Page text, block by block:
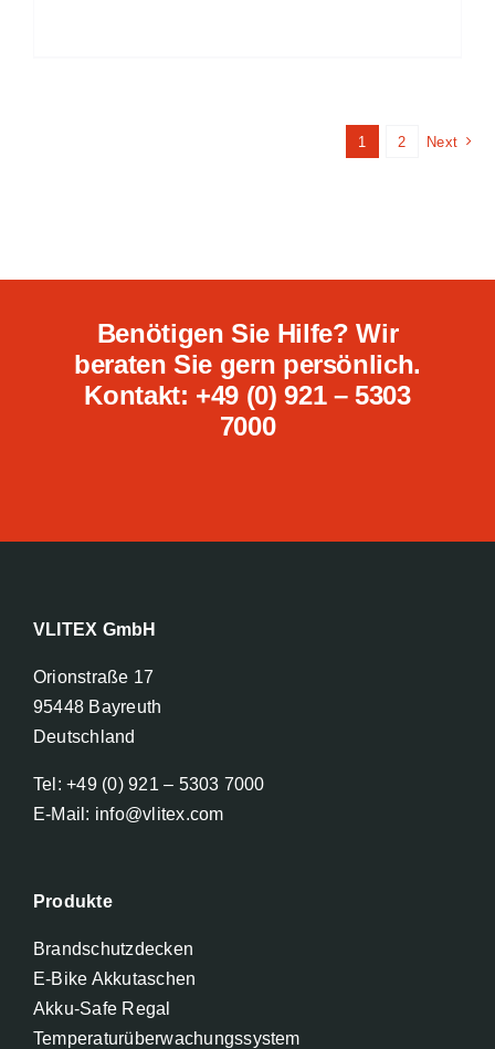
1 2 Next
Benötigen Sie Hilfe? Wir
beraten Sie gern persönlich.
Kontakt: +49 (0) 921 – 5303
7000
VLITEX GmbH
Orionstraße 17
95448 Bayreuth
Deutschland
Tel: +49 (0) 921 – 5303 7000
E-Mail: info@vlitex.com
Produkte
Brandschutzdecken
E-Bike Akkutaschen
Akku-Safe Regal
Temperaturüberwachungssystem